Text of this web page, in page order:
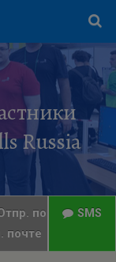
Russia
по
почте
SMS